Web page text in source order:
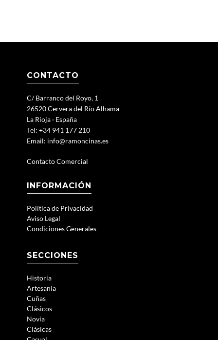
CONTACTO
C/ Barranco del Royo, 1
26520 Cervera del Río Alhama
La Rioja · España
Tel: +34 941 177 210
Email: info@ramoncinas.es
Contacto Comercial
INFORMACIÓN
Política de Privacidad
Aviso Legal
Condiciones Generales
SECCIONES
Historia
Artesania
Cuñas
Clásicos
Novia
Clásicas